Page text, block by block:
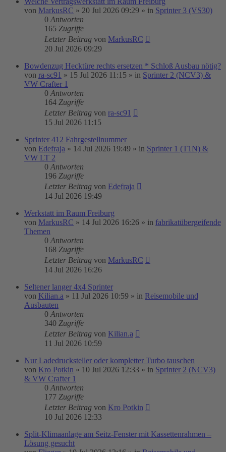
von MarkusRC » 20 Jul 2026 09:29 » in Sprinter 3 (VS30)
0 Antworten
165 Zugriffe
Letzter Beitrag von MarkusRC
20 Jul 2026 09:29
Bowdenzug Hecktüre rechts ersetzen * Schloß Ausbau nötig?
von ra-sc91 » 15 Jul 2026 11:15 » in Sprinter 2 (NCV3) &
VW Crafter 1
0 Antworten
164 Zugriffe
Letzter Beitrag von ra-sc91
15 Jul 2026 11:15
Sprinter 412 Fahrgestellnummer
von Edefraja » 14 Jul 2026 19:49 » in Sprinter 1 (T1N) &
VW LT 2
0 Antworten
196 Zugriffe
Letzter Beitrag von Edefraja
14 Jul 2026 19:49
Werkstatt im Raum Freiburg
von MarkusRC » 14 Jul 2026 16:26 » in fabrikatübergeifende
Themen
0 Antworten
168 Zugriffe
Letzter Beitrag von MarkusRC
14 Jul 2026 16:26
Seltener langer 4x4 Sprinter
von Kilian.a » 11 Jul 2026 10:59 » in Reisemobile und
Ausbauten
0 Antworten
340 Zugriffe
Letzter Beitrag von Kilian.a
11 Jul 2026 10:59
Nur Ladedrucksteller oder kompletter Turbo tauschen
von Kro Potkin » 10 Jul 2026 12:33 » in Sprinter 2 (NCV3)
& VW Crafter 1
0 Antworten
177 Zugriffe
Letzter Beitrag von Kro Potkin
10 Jul 2026 12:33
Split-Klimaanlage am Seitz-Fenster mit Kassettenrahmen –
Lösung gesucht